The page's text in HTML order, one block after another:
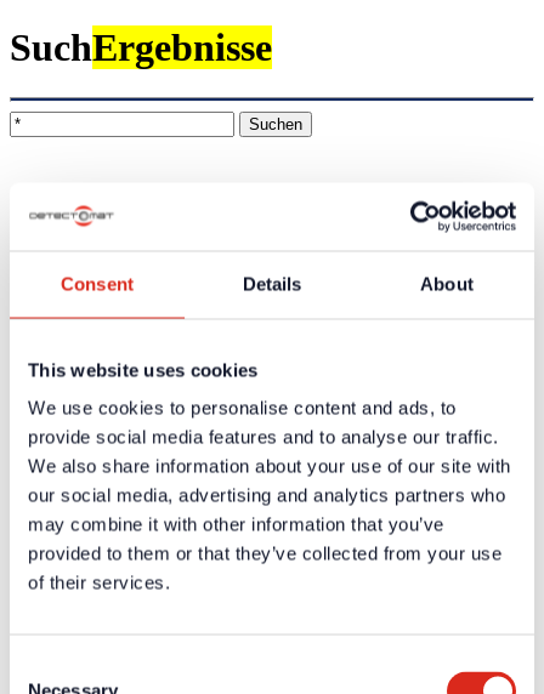
Consent Details About
This website uses cookies
We use cookies to personalise content and ads, to
provide social media features and to analyse our traffic.
We also share information about your use of our site with
our social media, advertising and analytics partners who
may combine it with other information that you’ve
provided to them or that they’ve collected from your use
of their services.
SuchErgebnisse
Suchen
Über uns
Produkte
Brandmeldetechnik BWA/BMA
Produktkataloge
Überblick
Tools & Services
Projektentwicklung und Planungsunterstützung
Training/Seminare
Mediathek
Rücksendungen
Kundenzufriedenheit
Registrierung als Neukunde
Kontakt